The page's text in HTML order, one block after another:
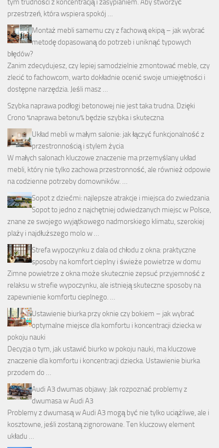
tym trudności z koncentracją i zasypianiem. Aby stworzyć
przestrzeń, która wspiera spokój …
Montaż mebli samemu czy z fachową ekipą – jak wybrać
metodę dopasowaną do potrzeb i uniknąć typowych
błędów?
Zanim zdecydujesz, czy lepiej samodzielnie zmontować meble, czy
zlecić to fachowcom, warto dokładnie ocenić swoje umiejętności i
dostępne narzędzia. Jeśli masz …
Szybkanaprawa podłogi betonowej nie jest taka trudna. Dzięki
Crono %naprawa betonu% będzie szybka i skuteczna
Układ mebli w małym salonie: jak łączyć funkcjonalność z
przestronnością i stylem życia
W małych salonach kluczowe znaczenie ma przemyślany układ
mebli, który nie tylko zachowa przestronność, ale również odpowie
na codzienne potrzeby domowników. …
Sopot z dziećmi: najlepsze atrakcje i miejsca do zwiedzania
Sopot to jedno z najchętniej odwiedzanych miejsc w Polsce,
znane ze swojego wyjątkowego nadmorskiego klimatu, szerokiej
plaży i najdłuższego molo w …
Strefa wypoczynku z dala od chłodu z okna: praktyczne
sposoby na komfort cieplny i świeże powietrze w domu
Zimne powietrze z okna może skutecznie zepsuć przyjemność z
relaksu w strefie wypoczynku, ale istnieją skuteczne sposoby na
zapewnienie komfortu cieplnego. …
Ustawienie biurka przy oknie czy bokiem – jak wybrać
optymalne miejsce dla komfortu i koncentracji dziecka w
pokoju nauki
Decyzja o tym, jak ustawić biurko w pokoju nauki, ma kluczowe
znaczenie dla komfortu i koncentracji dziecka. Ustawienie biurka
przodem do …
Audi A3 dwumas objawy: Jak rozpoznać problemy z
dwumasa w Audi A3
Problemy z dwumasą w Audi A3 mogą być nie tylko uciążliwe, ale i
kosztowne, jeśli zostaną zignorowane. Ten kluczowy element
układu …